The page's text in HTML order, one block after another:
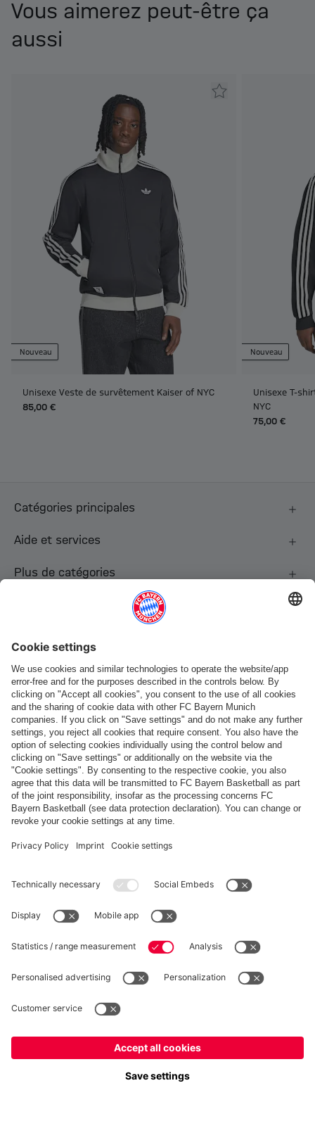
Vous aimerez peut-être ça
aussi
Nouveau
Unisexe Veste de survêtement Kaiser of NYC
85,00 €
Nouveau
Unisexe T-
NYC
75,00 €
Catégories principales
Aide et services
Plus de catégories
Paiement et livraison
FC Bayern Store App
RÉTRACTATION
Intimité
Paramètres des cookies
*Les prix incluent la TVA et excluent les frais d'expédition
© FC Bayern München AG
FC Bayern München AG, Säbener Str. 51-57, 81547 München
Francepour y livrer!
Mondialpour y livrer!